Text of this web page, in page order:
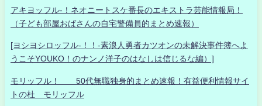
アキヨッフル-！ネオニートスケ番長のエキストラ芸能情報局！
（子ども部屋おばさんの自宅警備員的まとめ速報）
[ヨシヨシロッフル-！！-素浪人勇者カツオンの未解決事件簿へよ
うこそYOUKO！のナンノ洋子のはなしは信じるな編）]
モリッフル！ 50代無職独身的まとめ速報！有益便利情報サイ
トの杜 モリッフル